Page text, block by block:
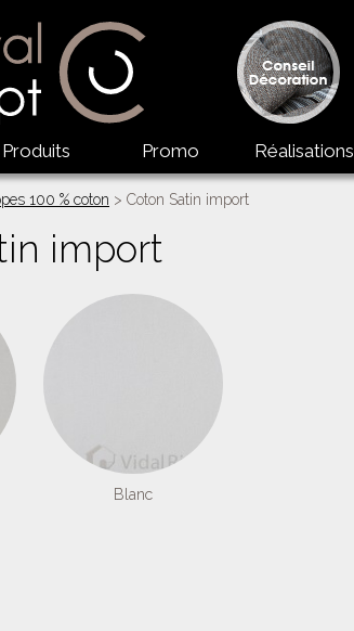
Produits Promo Réalisations
100 % coton > Coton Satin import
import
Blanc